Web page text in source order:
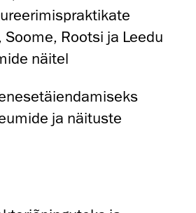
Rootsi ja Leedu
näitel
ja näituste